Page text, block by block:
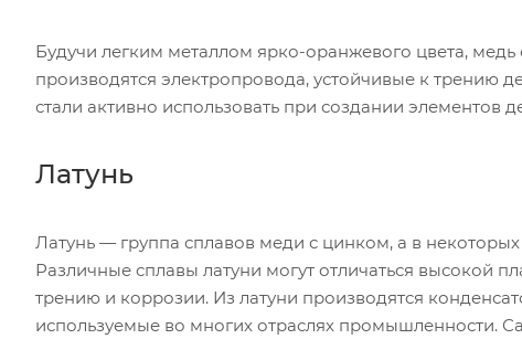
Будучи легким металлом ярко-оранжевого цвета,
производятся электропровода, устойчивые к трению
стали активно использовать при создании элементов
Латунь
Латунь — группа сплавов меди с цинком, а в
Различные сплавы латуни могут отличаться высокой
трению и коррозии. Из латуни производятся
используемые во многих отраслях промышленности.